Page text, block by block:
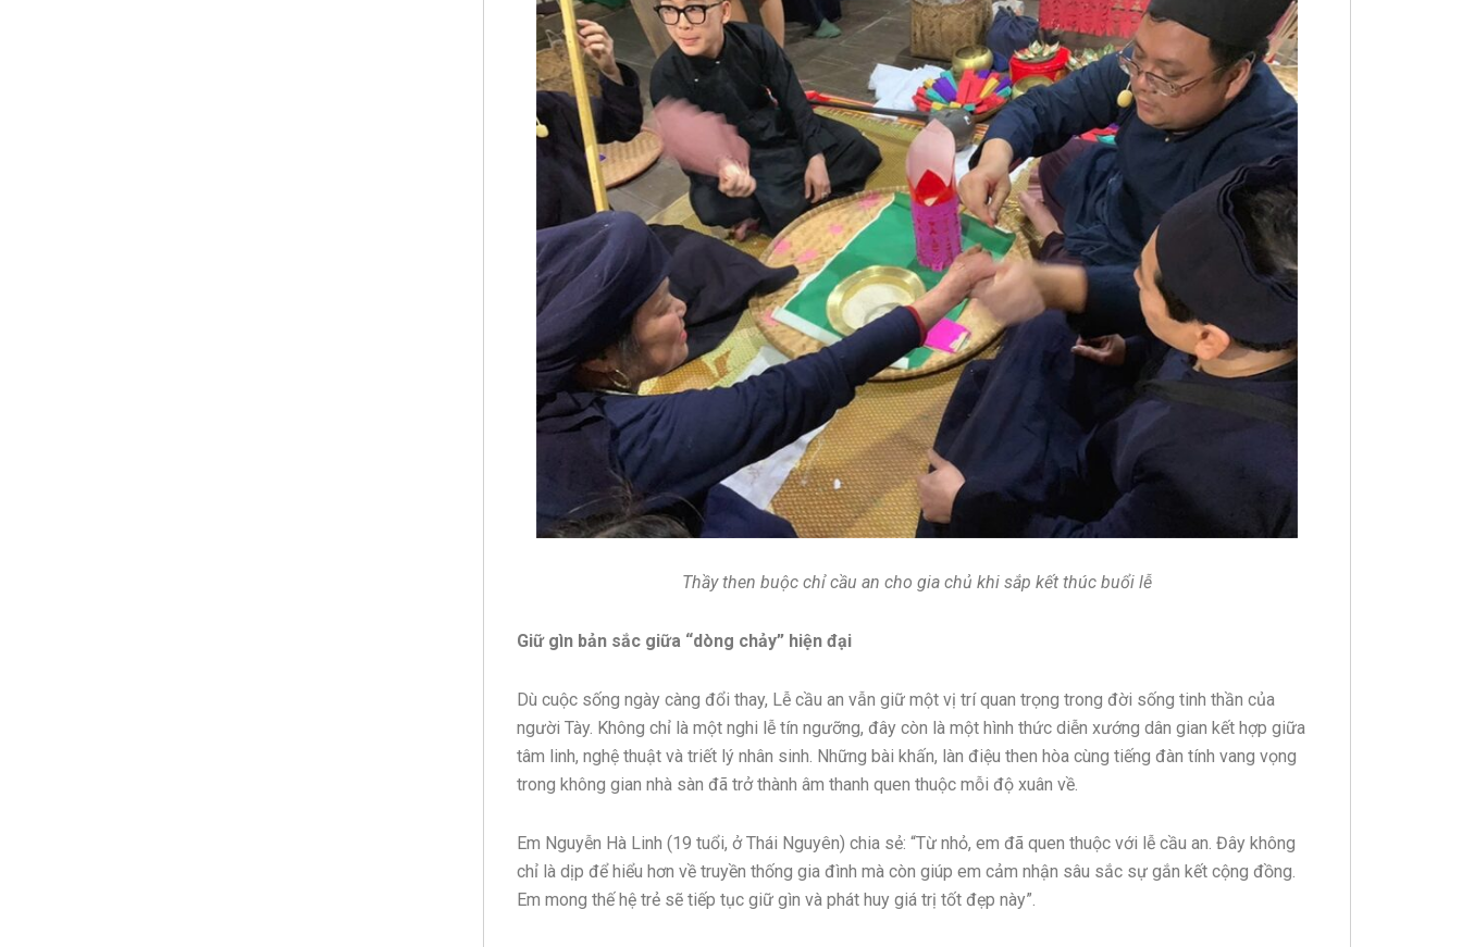
Thầy then buộc chỉ cầu an cho gia chủ khi sắp kết thúc buổi lễ
Giữ gìn bản sắc giữa “dòng chảy” hiện đại
Dù cuộc sống ngày càng đổi thay, Lễ cầu an vẫn giữ một vị trí quan trọng trong đời sống tinh thần của
người Tày. Không chỉ là một nghi lễ tín ngưỡng, đây còn là một hình thức diễn xướng dân gian kết hợp giữa
tâm linh, nghệ thuật và triết lý nhân sinh. Những bài khấn, làn điệu then hòa cùng tiếng đàn tính vang vọng
trong không gian nhà sàn đã trở thành âm thanh quen thuộc mỗi độ xuân về.
Em Nguyễn Hà Linh (19 tuổi, ở Thái Nguyên) chia sẻ: “Từ nhỏ, em đã quen thuộc với lễ cầu an. Đây không
chỉ là dịp để hiểu hơn về truyền thống gia đình mà còn giúp em cảm nhận sâu sắc sự gắn kết cộng đồng.
Em mong thế hệ trẻ sẽ tiếp tục giữ gìn và phát huy giá trị tốt đẹp này”.